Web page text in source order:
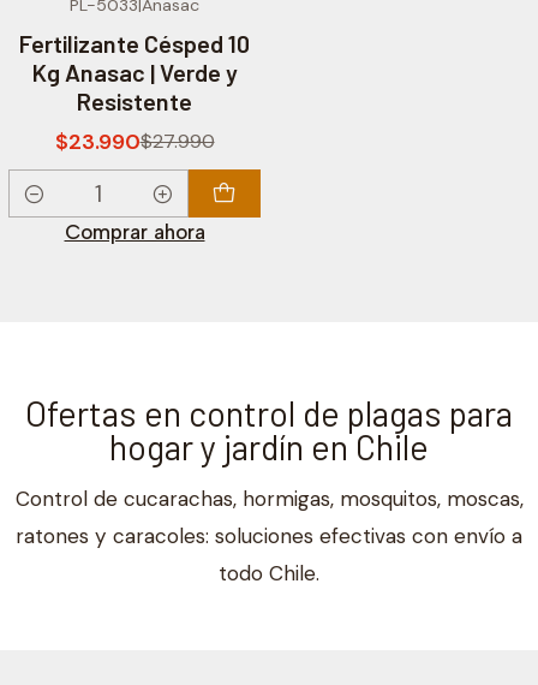
PL-5033|Anasac
Fertilizante Césped 10
Kg Anasac | Verde y
Resistente
$23.990$27.990
Cantidad
Comprar ahora
Ofertas en control de plagas para
hogar y jardín en Chile
Control de cucarachas, hormigas, mosquitos, moscas,
ratones y caracoles: soluciones efectivas con envío a
todo Chile.